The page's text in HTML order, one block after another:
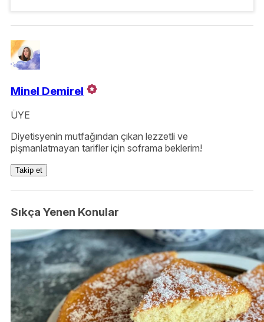
Minel Demirel
ÜYE
Diyetisyenin mutfağından çıkan lezzetli ve
pişmanlatmayan tarifler için soframa beklerim!
Takip et
Sıkça Yenen Konular